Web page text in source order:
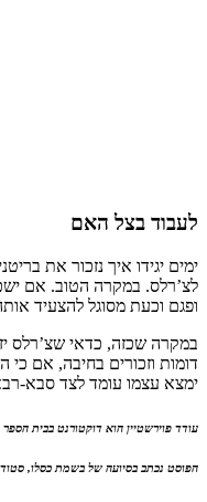
לעבוד בצל האם
ימים יגידו איך נזכור את
לצ’רלס. במקרה הטוב. אם
ופגם וכעת מסוגל להצעיד
במקרה שכזה, כדאי שצ’רלס
דומות וזכורים בחיבה, אם
ימצא עצמו עומד לצד סבא-
עודד פוירשטיין הוא דוקטורנט בבית
הפוסט נכתב בסיועה של בשמת כסלו,